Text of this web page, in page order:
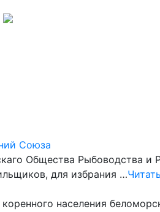
Союза
Общества Рыбоводства и
для избрания …
населения